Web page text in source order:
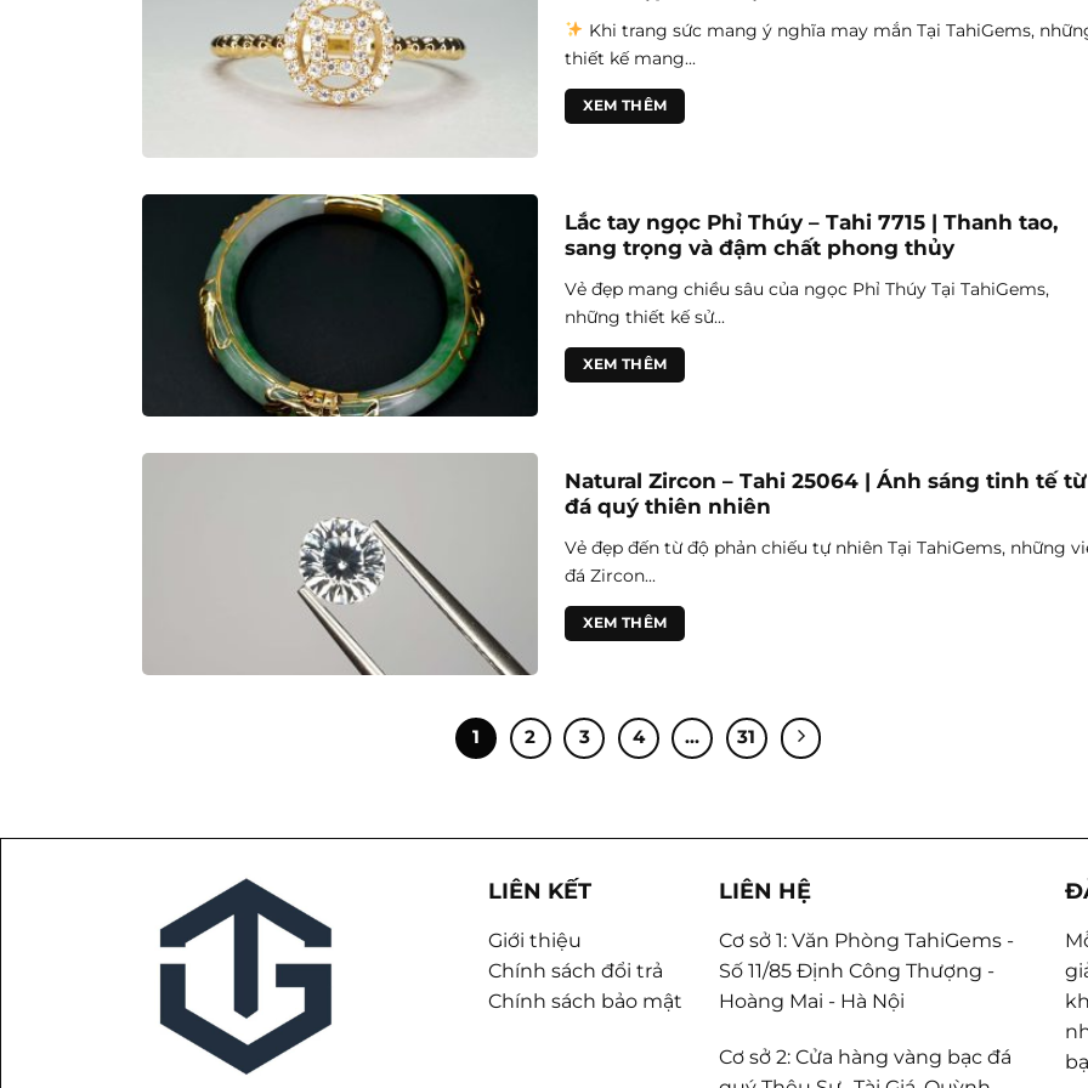
Khi trang sức mang ý nghĩa may mắn Tại TahiGems,
thiết kế mang...
XEM THÊM
Lắc tay ngọc Phỉ Thúy – Tahi 7715 | Thanh tao,
sang trọng và đậm chất phong thủy
Vẻ đẹp mang chiều sâu của ngọc Phỉ Thúy Tại TahiGems,
những thiết kế sử...
XEM THÊM
Natural Zircon – Tahi 25064 | Ánh sáng tinh tế từ
đá quý thiên nhiên
Vẻ đẹp đến từ độ phản chiếu tự nhiên Tại TahiGems, những
đá Zircon...
XEM THÊM
1 2 3 4 … 31
LIÊN KẾT
Giới thiệu
Chính sách đổi trả
Chính sách bảo mật
LIÊN HỆ
Cơ sở 1: Văn Phòng TahiGems -
Số 11/85 Định Công Thượng -
Hoàng Mai - Hà Nội
Cơ sở 2: Cửa hàng vàng bạc đá